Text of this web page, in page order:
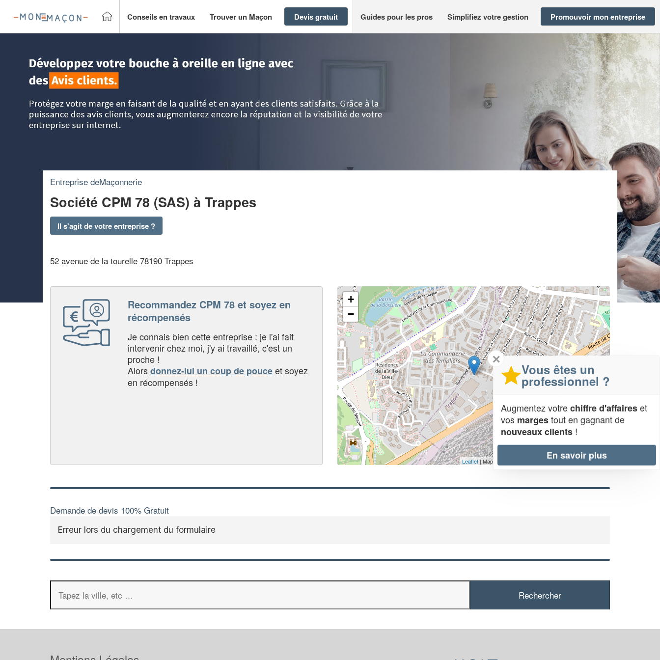
Conseils en travaux Trouver un Maçon Devis gratuit Guides pour les pros Simplifiez votre gestion Promouvoir mon entreprise
Entreprise deMaçonnerie
Société CPM 78 (SAS) à Trappes
Il s'agit de votre entreprise ?
52 avenue de la tourelle 78190 Trappes
Recommandez CPM 78 et soyez en
récompensés
Je connais bien cette entreprise : je l'ai fait
intervenir chez moi, j'y ai travaillé, c'est un
proche !
Alorsdonnez-lui un coup de pouceet soyez
en récompensés !
+
−
Leaflet| Map data © OpenStreetMap contributors,CC-BY-SA
Demande de devis 100% Gratuit
Erreur lors du chargement du formulaire
✕
Vous êtes un
professionnel ?
Augmentez votrechiffre d'affaireset
vos margestout en gagnant de
nouveaux clients !
En savoir plus